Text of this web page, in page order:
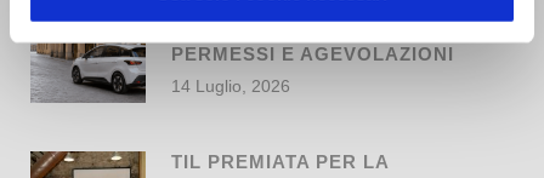
A REGGIO EMILIA: REGOLE,
PERMESSI E AGEVOLAZIONI
14 Luglio, 2026
TIL PREMIATA PER LA